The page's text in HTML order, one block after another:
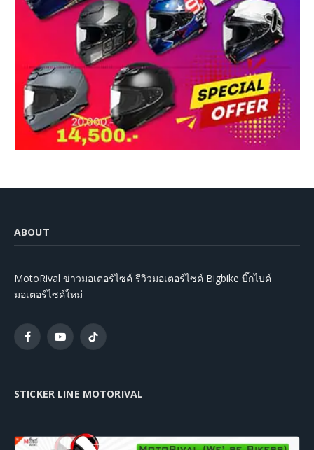
ABOUT
MotoRival ข่าวมอเตอร์ไซค์ รีวิวมอเตอร์ไซค์ Bigbike บิ๊กไบค์
มอเตอร์ไซค์ใหม่
FacebookYouTubeTikTok
STICKER LINE MOTORIVAL